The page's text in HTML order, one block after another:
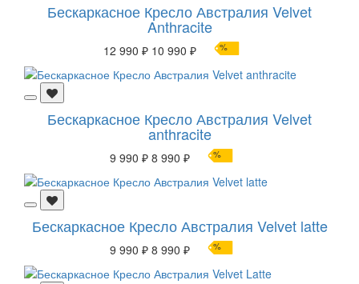
Бескаркасное Кресло Австралия Velvet
Anthracite
12 990 ₽ 10 990 ₽ %
Бескаркасное Кресло Австралия Velvet
anthracite
9 990 ₽ 8 990 ₽ %
Бескаркасное Кресло Австралия Velvet latte
9 990 ₽ 8 990 ₽ %